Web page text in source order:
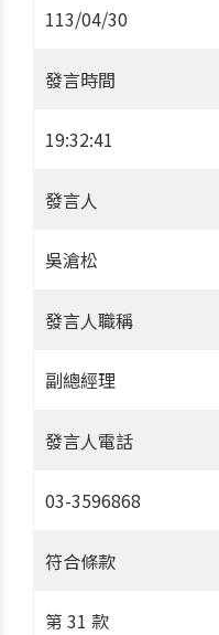
113/04/30
發言時間
19:32:41
發言人
吳滄松
發言人職稱
副總經理
發言人電話
03-3596868
符合條款
第 31 款